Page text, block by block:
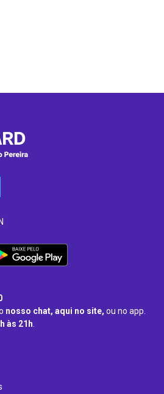
nosso chat, aqui no site, ou no app.
às 21h.